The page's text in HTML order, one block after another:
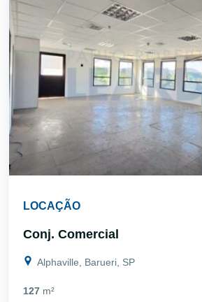
LOCAÇÃO
Conj. Comercial
Alphaville, Barueri, SP
127 m²